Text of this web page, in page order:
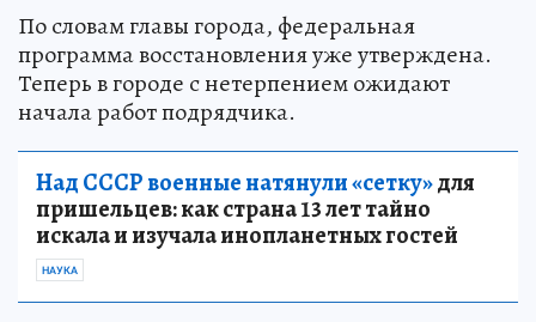
По словам главы города, федеральная
программа восстановления уже утверждена.
Теперь в городе с нетерпением ожидают
начала работ подрядчика.
Над СССР военные натянули «сетку»для
пришельцев: как страна 13 лет тайно
искала и изучала инопланетных гостей
НАУКА